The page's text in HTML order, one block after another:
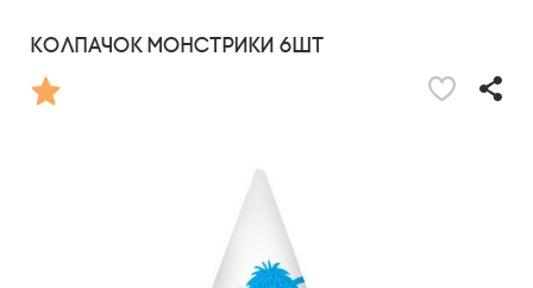
Колпачок Монстрики 6шт